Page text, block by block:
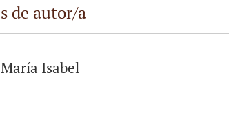
de autor/a
Isabel